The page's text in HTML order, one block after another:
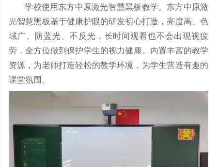
学校使用东方中原激光智慧黑板教学。东方中原激
光智慧黑板基于健康护眼的研发初心打造，亮度高、色
域广、防蓝光、不反光，长时间观看也不会出现视疲
劳，全方位做到保护学生的视力健康。内置丰富的教学
资源，为老师打造轻松的教学环境，为学生营造有趣的
课堂氛围。